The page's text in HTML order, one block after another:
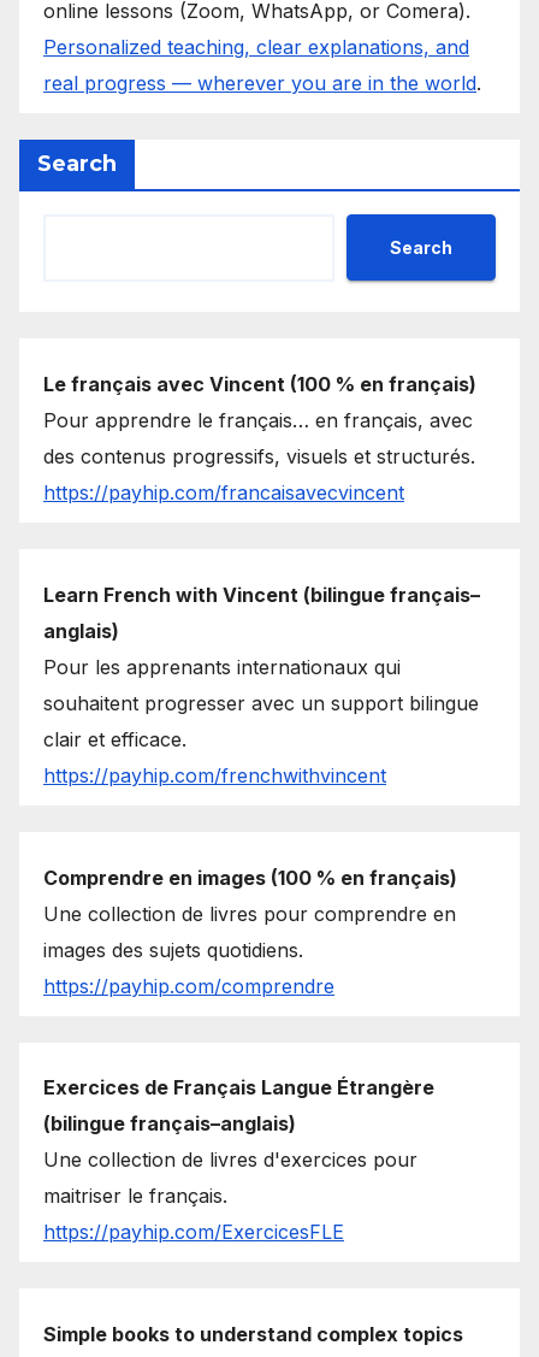
online lessons (Zoom, WhatsApp, or Comera).
Personalized teaching, clear explanations, and
real progress — wherever you are in the world.
Search
Search
Le français avec Vincent (100 % en français)
Pour apprendre le français… en français, avec
des contenus progressifs, visuels et structurés.
https://payhip.com/francaisavecvincent
Learn French with Vincent (bilingue français–
anglais)
Pour les apprenants internationaux qui
souhaitent progresser avec un support bilingue
clair et efficace.
https://payhip.com/frenchwithvincent
Comprendre en images (100 % en français)
Une collection de livres pour comprendre en
images des sujets quotidiens.
https://payhip.com/comprendre
Exercices de Français Langue Étrangère
(bilingue français–anglais)
Une collection de livres d'exercices pour
maitriser le français.
https://payhip.com/ExercicesFLE
Simple books to understand complex topics